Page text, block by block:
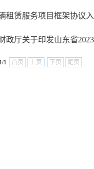
租赁服务项目框架协议
政厅关于印发山东省
1 首页 上页 下页 尾页